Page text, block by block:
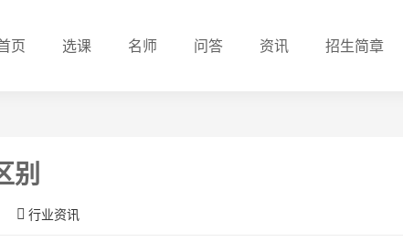
页 选课 名师 问答 资讯 招生简章
别
行业资讯